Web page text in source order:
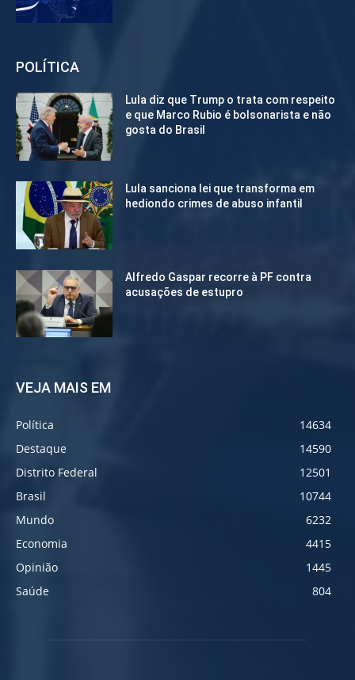
POLÍTICA
Lula diz que Trump o trata com respeito
e que Marco Rubio é bolsonarista e não
gosta do Brasil
Lula sanciona lei que transforma em
hediondo crimes de abuso infantil
Alfredo Gaspar recorre à PF contra
acusações de estupro
VEJA MAIS EM
Política
14634
Destaque
14590
Distrito Federal
12501
Brasil
10744
Mundo
6232
Economia
4415
Opinião
1445
Saúde
804